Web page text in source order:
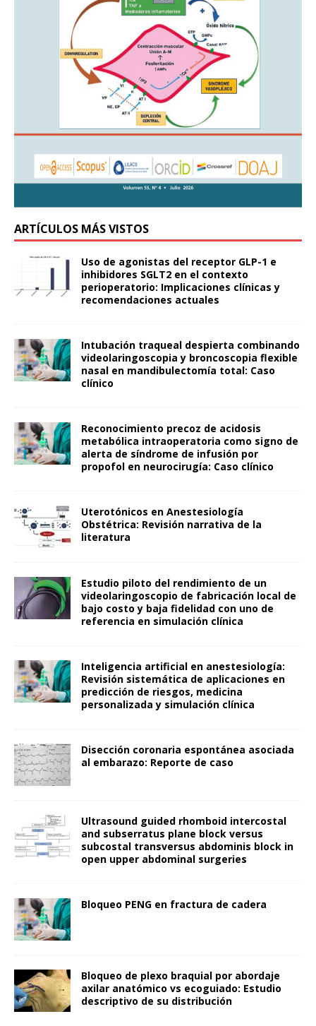
ARTÍCULOS MÁS VISTOS
Uso de agonistas del receptor GLP-1 e
inhibidores SGLT2 en el contexto
perioperatorio: Implicaciones clínicas y
recomendaciones actuales
Intubación traqueal despierta combinando
videolaringoscopia y broncoscopia flexible
nasal en mandibulectomía total: Caso
clínico
Reconocimiento precoz de acidosis
metabólica intraoperatoria como signo de
alerta de síndrome de infusión por
propofol en neurocirugía: Caso clínico
Uterotónicos en Anestesiología
Obstétrica: Revisión narrativa de la
literatura
Estudio piloto del rendimiento de un
videolaringoscopio de fabricación local de
bajo costo y baja fidelidad con uno de
referencia en simulación clínica
Inteligencia artificial en anestesiología:
Revisión sistemática de aplicaciones en
predicción de riesgos, medicina
personalizada y simulación clínica
Disección coronaria espontánea asociada
al embarazo: Reporte de caso
Ultrasound guided rhomboid intercostal
and subserratus plane block versus
subcostal transversus abdominis block in
open upper abdominal surgeries
Bloqueo PENG en fractura de cadera
Bloqueo de plexo braquial por abordaje
axilar anatómico vs ecoguiado: Estudio
descriptivo de su distribución